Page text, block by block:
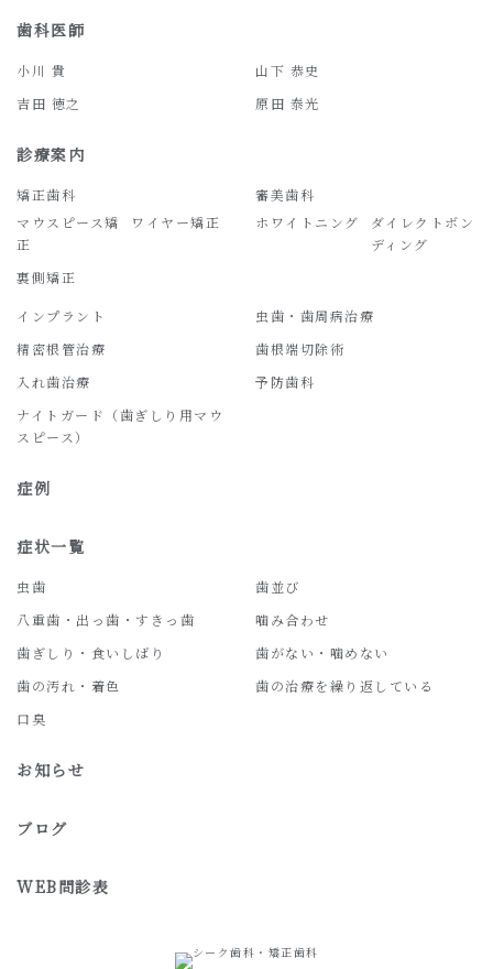
歯科医師
小川 貴
山下 恭史
吉田 徳之
原田 泰光
診療案内
矯正歯科
マウスピース矯
正
ワイヤー矯正
裏側矯正
審美歯科
ホワイトニング
ダイレクトボン
ディング
インプラント
虫歯・歯周病治療
精密根管治療
歯根端切除術
入れ歯治療
予防歯科
ナイトガード（歯ぎしり用マウ
スピース）
症例
症状一覧
虫歯
歯並び
八重歯・出っ歯・すきっ歯
噛み合わせ
歯ぎしり・食いしばり
歯がない・噛めない
歯の汚れ・着色
歯の治療を繰り返している
口臭
お知らせ
ブログ
WEB問診表